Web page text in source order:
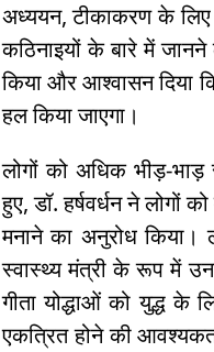
अध्ययन, टीकाकरण के लिए
कठिनाइयों के बारे में
किया और आश्वासन दिया
हल किया जाएगा।
लोगों को अधिक भीड़-भाड़
हुए, डॉ. हर्षवर्धन ने
मनाने का अनुरोध किया।
स्वास्थ्य मंत्री के रूप में
गीता योद्धाओं को युद्ध के
एकत्रित होने की